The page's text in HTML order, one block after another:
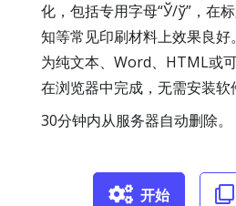
化，包括专用字母“Ў/ў”，在
知等常见印刷材料上效果良好
为纯文本、Word、HTML或
在浏览器中完成，无需安装
30分钟内从服务器自动删除。
开始